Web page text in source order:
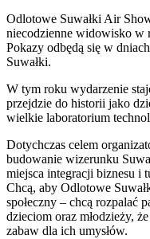
Odlotowe Suwałki Air
niecodzienne widowisko w
Pokazy odbędą się w
Suwałki.
W tym roku wydarzenie
przejdzie do historii jako
wielkie laboratorium
Dotychczas celem
budowanie wizerunku
miejsca integracji biznesu i
Chcą, aby Odlotowe
społeczny – chcą rozpalać
dzieciom oraz młodzieży,
zabaw dla ich umysłów.